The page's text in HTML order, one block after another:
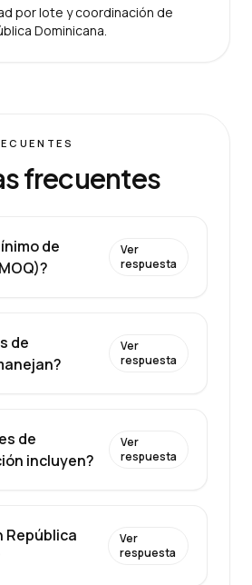
por lote y coordinación de
Dominicana.
frecuentes
de
Ver
respuesta
de
Ver
respuesta
de
incluyen?
Ver
respuesta
República
Ver
respuesta